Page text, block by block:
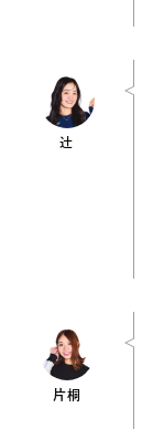
辻
片桐